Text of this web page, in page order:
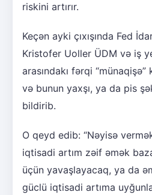
riskini artırır.
Keçən ayki çıxışında Fed
Kristofer Uoller ÜDM və iş
arasındakı fərqi
və bunun yaxşı, ya da pis
bildirib.
O qeyd edib: “Nəyisə
iqtisadi artım zəif əmək
üçün yavaşlayacaq, ya da
güclü iqtisadi artıma